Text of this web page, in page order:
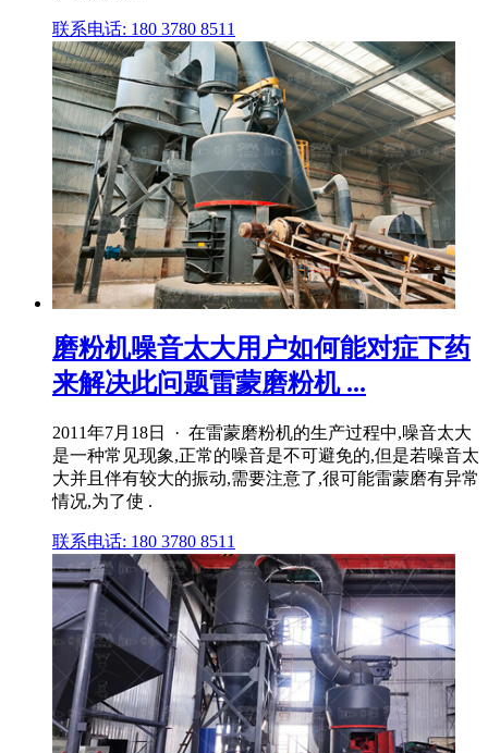
联系电话: 180 3780 8511
磨粉机噪音太大用户如何能对症下药
来解决此问题雷蒙磨粉机 ...
2011年7月18日 · 在雷蒙磨粉机的生产过程中,噪音太大
是一种常见现象,正常的噪音是不可避免的,但是若噪音太
大并且伴有较大的振动,需要注意了,很可能雷蒙磨有异常
情况,为了使 .
联系电话: 180 3780 8511